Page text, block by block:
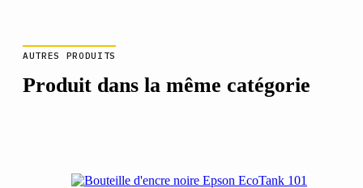
AUTRES PRODUITS
Produit dans la même catégorie